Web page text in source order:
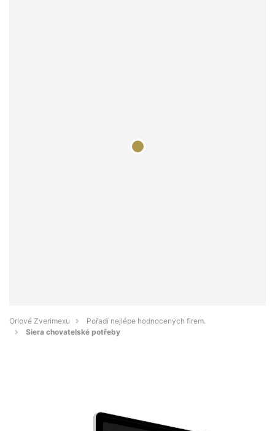
Orlové Zverimexu
Pořadí nejlépe hodnocených firem.
Siera chovatelské potřeby